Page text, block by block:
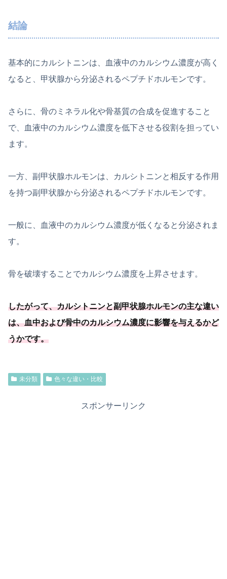
結論
基本的にカルシトニンは、血液中のカルシウム濃度が高く
なると、甲状腺から分泌されるペプチドホルモンです。
さらに、骨のミネラル化や骨基質の合成を促進すること
で、血液中のカルシウム濃度を低下させる役割を担ってい
ます。
一方、副甲状腺ホルモンは、カルシトニンと相反する作用
を持つ副甲状腺から分泌されるペプチドホルモンです。
一般に、血液中のカルシウム濃度が低くなると分泌されま
す。
骨を破壊することでカルシウム濃度を上昇させます。
したがって、カルシトニンと副甲状腺ホルモンの主な違い
は、血中および骨中のカルシウム濃度に影響を与えるかど
うかです。
未分類 色々な違い・比較
スポンサーリンク